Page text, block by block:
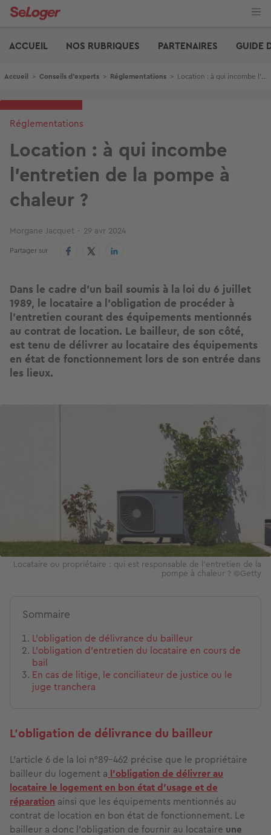
Aller
ACCUEIL
NOS RUBRIQUES PARTENAIRES GUIDE
Fil d'Ariane
Accueil > Conseils d'experts > Réglementations > Location : à qui incombe l’entretien de la pompe à chaleur ?
Réglementations
Location : à qui incombe
l’entretien de la pompe à
chaleur ?
Morgane Jacquet 29 avr 2024
Partager sur
Dans le cadre d’un bail soumis à la loi du 6 juillet
1989, le locataire a l’obligation de procéder à
l’entretien courant des équipements mentionnés
au contrat de location. Le bailleur, de son côté,
est tenu de délivrer au locataire des équipements
en état de fonctionnement lors de son entrée dans
les lieux.
Locataire ou propriétaire : qui est responsable de l'entretien de la
pompe à chaleur ? ©Getty
Sommaire
L’obligation de délivrance du bailleur
L’obligation d’entretien du locataire en cours de
bail
En cas de litige, le conciliateur de justice ou le
juge tranchera
L’obligation de délivrance du bailleur
L’article 6 de la loi n°89-462 précise que le propriétaire
bailleur du logement a l’obligation de délivrer au
locataire le logement en bon état d'usage et de
réparation ainsi que les équipements mentionnés au
contrat de location en bon état de fonctionnement. Le
bailleur a donc l’obligation de fournir au locataire une